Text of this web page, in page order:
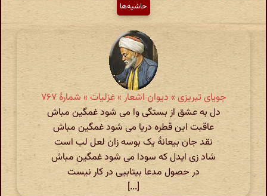
حاشیه‌ها
جویای تبریزی » دیوان اشعار » غزلیات » شمارهٔ ۷۶۷
دل به عشق از بستگی وا می شود غمگین مباش
عاقبت این قطره دریا می شود غمگین مباش
نقد جان بیعانهٔ یک بوسه زان لعل لب است
شاد زی ایدل که سودا می شود غمگین مباش
در حصول مدعا بیتابیی در کار نیست
[...]